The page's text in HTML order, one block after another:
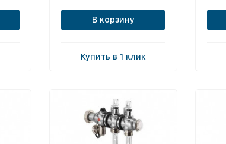
В корзину
Купить в 1 клик